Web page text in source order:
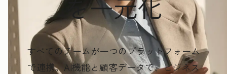
を一元化
すべてのチームが一つのプラットフォーム
で連携。AI機能と顧客データで、ビジネス